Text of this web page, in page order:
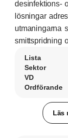
desinfektions-
lösningar
utmaningarna
smittspridning
Lista
Sektor
VD
Ordförande
Läs